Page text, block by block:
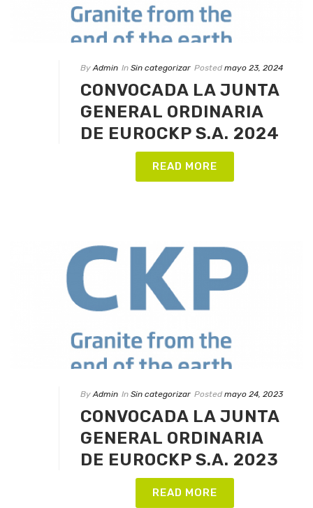
By Admin In Sin categorizar Posted mayo 23, 2024
CONVOCADA LA JUNTA
GENERAL ORDINARIA
DE EUROCKP S.A. 2024
READ MORE
By Admin In Sin categorizar Posted mayo 24, 2023
CONVOCADA LA JUNTA
GENERAL ORDINARIA
DE EUROCKP S.A. 2023
READ MORE